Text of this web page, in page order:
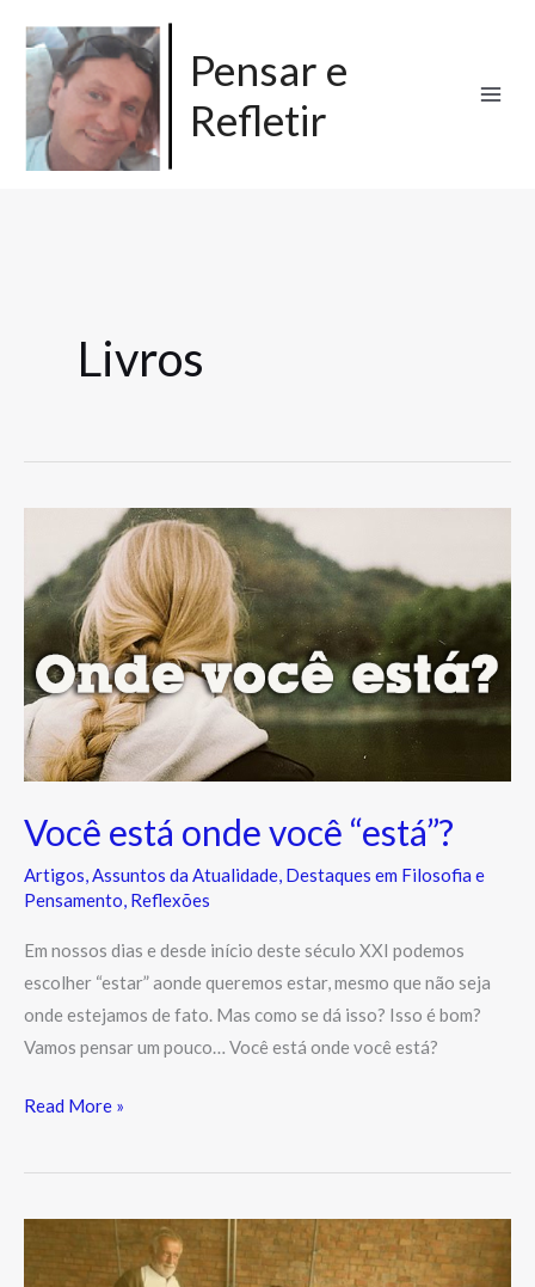
para
conteúdo
Pensar e
Refletir
Livros
Você está onde você “está”?
Artigos Assuntos da Atualidade Destaques em Filosofia e
Pensamento Reflexões
Em nossos dias e desde início deste século XXI podemos
escolher “estar” aonde queremos estar, mesmo que não seja
onde estejamos de fato. Mas como se dá isso? Isso é bom?
Vamos pensar um pouco… Você está onde você está?
onde
você
“está”?
Read More »
Aprendizagem